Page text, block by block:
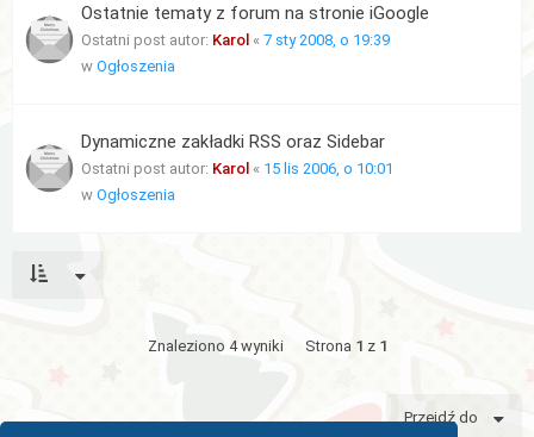
Ostatnie tematy z forum na stronie iGoogle
Ostatni post autor: Karol « 7 sty 2008, o 19:39
w Ogłoszenia
Dynamiczne zakładki RSS oraz Sidebar
Ostatni post autor: Karol « 15 lis 2006, o 10:01
w Ogłoszenia
Znaleziono 4 wyniki Strona 1 z 1
Przejdź do